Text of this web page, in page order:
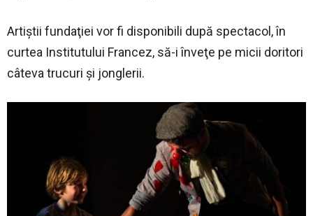
Artiştii fundaţiei vor fi disponibili după spectacol, în
curtea Institutului Francez, să-i înveţe pe micii doritori
câteva trucuri şi jonglerii.